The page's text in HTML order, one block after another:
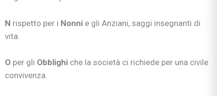
N rispetto per i Nonni e gli Anziani, saggi insegnanti di
vita.
O per gli Obblighi che la società ci richiede per una civile
convivenza.